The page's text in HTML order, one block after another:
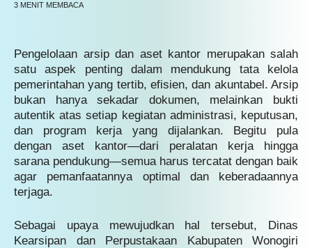
3 MENIT MEMBACA
Pengelolaan arsip dan aset kantor merupakan salah
satu aspek penting dalam mendukung tata kelola
pemerintahan yang tertib, efisien, dan akuntabel. Arsip
bukan hanya sekadar dokumen, melainkan bukti
autentik atas setiap kegiatan administrasi, keputusan,
dan program kerja yang dijalankan. Begitu pula
dengan aset kantor—dari peralatan kerja hingga
sarana pendukung—semua harus tercatat dengan baik
agar pemanfaatannya optimal dan keberadaannya
terjaga.
Sebagai upaya mewujudkan hal tersebut, Dinas
Kearsipan dan Perpustakaan Kabupaten Wonogiri